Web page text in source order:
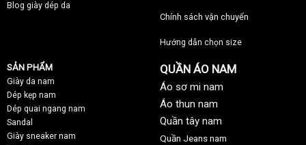
Blog giày dép da
Chính sách vận chuyển
Hướng dẫn chọn size
SẢN PHẨM
Giày da nam
Dép kẹp nam
Dép quai ngang nam
Sandal
Giày sneaker nam
QUẦN ÁO NAM
Áo sơ mi nam
Áo thun nam
Quần tây nam
Quần Jeans nam